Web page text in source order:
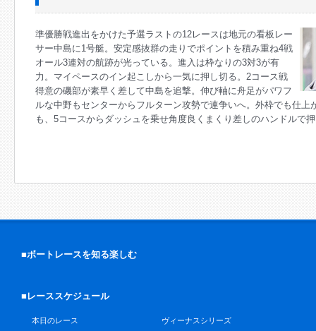
準優勝戦進出をかけた予選ラストの12レースは地元の看板レー
サー中島に1号艇。安定感抜群の走りでポイントを積み重ね4戦
オール3連対の航跡が光っている。進入は枠なりの3対3が有
力。マイペースのイン起こしから一気に押し切る。2コース戦
得意の磯部が素早く差して中島を追撃。伸び軸に舟足がパワフ
ルな中野もセンターからフルターン攻勢で連争いへ。外枠でも仕上
も、5コースからダッシュを乗せ角度良くまくり差しのハンドルで
■ボートレースを知る楽しむ
■レーススケジュール
本日のレース
ヴィーナスシリーズ